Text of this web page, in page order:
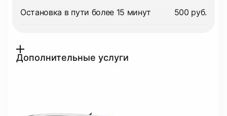
Остановка в пути более 15 минут 500 руб.
Дополнительные услуги